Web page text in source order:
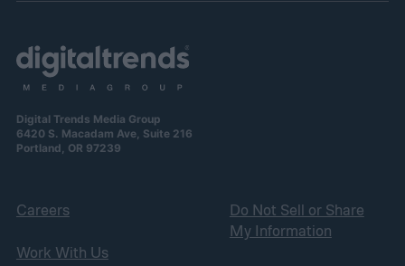
Digital Trends Media Group
6420 S. Macadam Ave, Suite 216
Portland, OR 97239
Careers
Work With Us
Do Not Sell or Share
My Information